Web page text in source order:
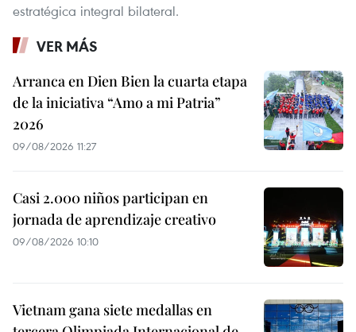
estratégica integral bilateral.
VER MÁS
Arranca en Dien Bien la cuarta etapa
de la iniciativa “Amo a mi Patria”
2026
09/08/2026 11:27
Casi 2.000 niños participan en
jornada de aprendizaje creativo
09/08/2026 10:10
Vietnam gana siete medallas en